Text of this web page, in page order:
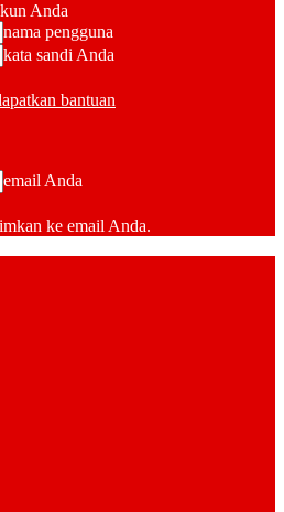
Anda
nama pengguna
kata sandi Anda
bantuan
email Anda
ke email Anda.